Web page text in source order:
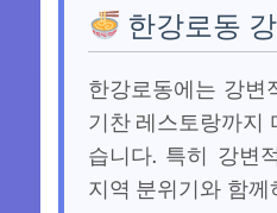
한강로동
한강로동에는 강변
기찬 레스토랑까지
습니다. 특히 강변
지역 분위기와 함